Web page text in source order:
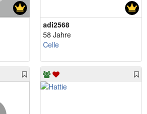
adi2568
58 Jahre
Celle